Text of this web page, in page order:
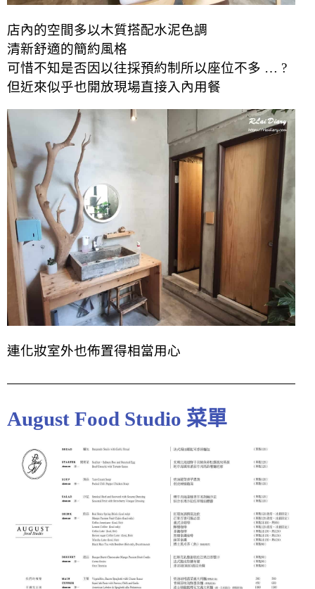
店內的空間多以木質搭配水泥色調
清新舒適的簡約風格
可惜不知是否因以往採預約制所以座位不多 … ?
但近來似乎也開放現場直接入內用餐
連化妝室外也佈置得相當用心
August Food Studio 菜單